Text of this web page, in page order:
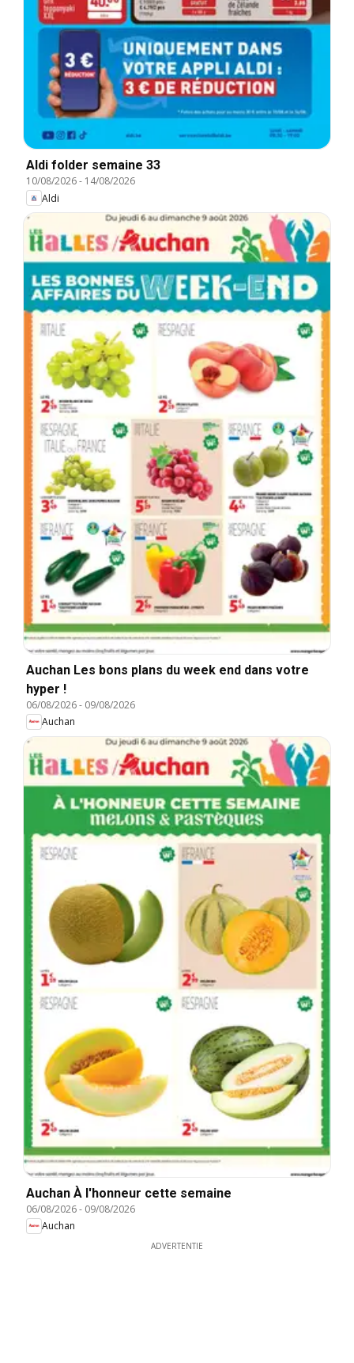
Aldi folder semaine 33
10/08/2026- 14/08/2026
Aldi
Auchan Les bons plans du week end dans votre
hyper !
06/08/2026- 09/08/2026
Auchan
Auchan À l'honneur cette semaine
06/08/2026- 09/08/2026
Auchan
ADVERTENTIE